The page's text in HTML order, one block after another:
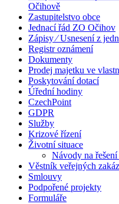
Očihově
Zastupitelstvo obce
Jednací řád ZO Očihov
Zápisy ⁄ Usnesení z
Registr oznámení
Dokumenty
Prodej majetku ve
Poskytování dotací
Úřední hodiny
CzechPoint
GDPR
Služby
Krizové řízení
Životní situace
Návody na
Věstník veřejných
Smlouvy
Podpořené projekty
Formuláře